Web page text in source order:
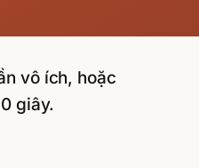
vô ích, hoặc
giây.